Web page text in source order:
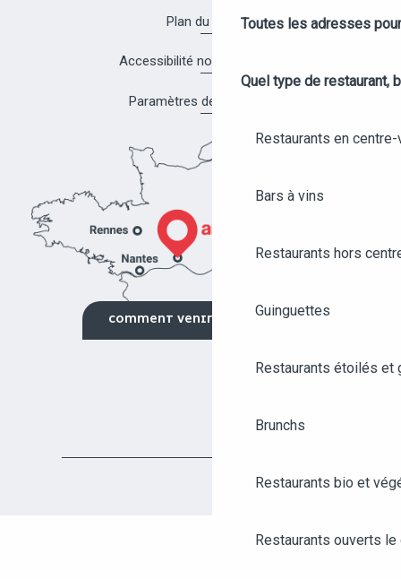
Toutes les adresses
Quel type de restaurant,
Restaurants en
Bars à vins
Restaurants hors
Guinguettes
Restaurants étoilés et
Brunchs
Restaurants bio et
Restaurants ouverts le
Plan du site
Accessibilité non conforme
Paramètres des cookies
COMMENT VENIR ?